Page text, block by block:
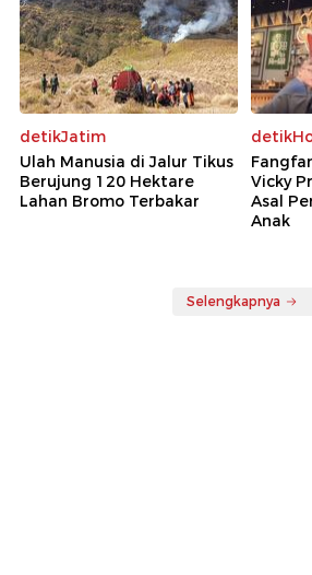
detikJatim
Ulah Manusia di Jalur Tikus
Berujung 120 Hektare
Lahan Bromo Terbakar
Vicky
Asal
Anak
Selengkapnya